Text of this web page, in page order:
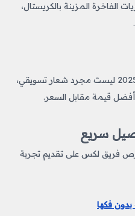
الفاخرة المزينة بالكريستال،
ثريات غرف نوم عرسان بسعر مميز 2025 ليست مجرد شعار تسويقي،
قيمة مقابل السعر.
فريق لكس على تقديم تجربة
بدون فكها